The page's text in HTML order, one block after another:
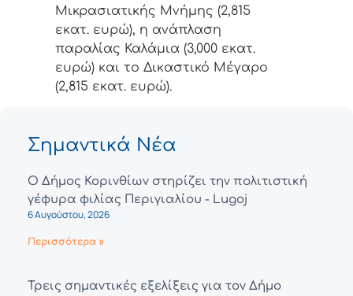
Μικρασιατικής Μνήμης (2,815
εκατ. ευρώ), η ανάπλαση
παραλίας Καλάμια (3,000 εκατ.
ευρώ) και το Δικαστικό Μέγαρο
(2,815 εκατ. ευρώ).
Σημαντικά Νέα
Ο Δήμος Κορινθίων στηρίζει την πολιτιστική
γέφυρα φιλίας Περιγιαλίου - Lugoj
6 Αυγούστου, 2026
Περισσότερα »
Τρεις σημαντικές εξελίξεις για τον Δήμο